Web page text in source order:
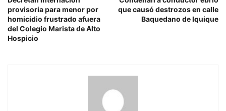
provisoria para menor por
homicidio frustrado afuera
del Colegio Marista de Alto
Hospicio
que causó destrozos en calle
Baquedano de Iquique